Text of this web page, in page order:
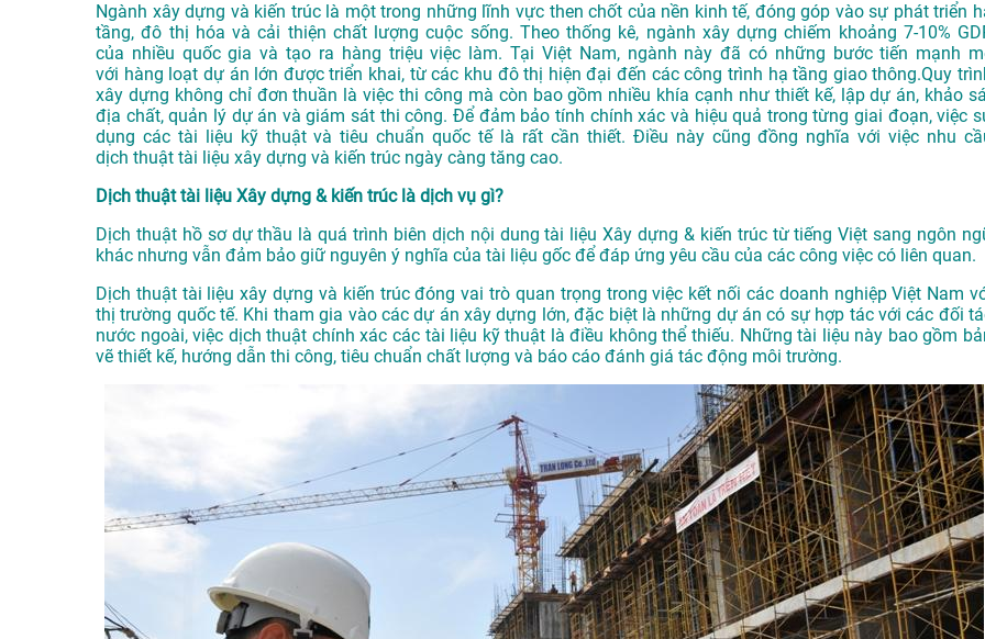
Ngành xây dựng và kiến trúc là một trong những lĩnh vực then chốt của nền kinh tế, đóng góp vào sự pháttriển
tầng, đô thị hóa và cải thiện chấtlượng cuộc sống. Theo thống kê, ngành xây dựng chiếm khoảng 7-10%
của nhiều quốc gia và tạo ra hàng triệu việc làm. Tại Việt Nam, ngành này đã có những bướctiến mạnh
với hàng loạt dựán lớn được triển khai, từ các khu đô thị hiện đại đến các công trình hạ tầng giao thông.Quy trìn
xây dựng không chỉ đơn thuần là việc thi công mà còn baogồm nhiều khía cạnh như thiết kế, lập dự án, khảo
địa chất, quản lýdự án và giám sát thi công. Để đảm bảo tính chính xác và hiệu quả trong từng giai đoạn, việc
dụng các tài liệu kỹ thuật và tiêu chuẩn quốc tế là rấtcần thiết. Điều này cũng đồng nghĩa với việc nhu
dịch thuật tài liệu xây dựng và kiến trúc ngày càng tăng cao.
Dịch thuật tài liệu Xây dựng & kiến trúc là dịch vụ gì?
Dịch thuật hồ sơ dự thầu là quá trình biên dịch nội dung tài liệu Xây dựng & kiến trúc từ tiếng Việt sang ngôn
khác nhưng vẫn đảm bảo giữ nguyên ý nghĩa của tài liệu gốc để đáp ứng yêu cầu của các công việc có liên quan.
Dịch thuật tài liệu xây dựng và kiến trúc đóng vai trò quan trọng trong việc kết nối các doanh nghiệp Việt Nam
thị trường quốc tế. Khi tham gia vào các dự án xây dựng lớn, đặc biệt là những dự án có sự hợp tác với các đối
nước ngoài, việc dịch thuật chính xác các tài liệu kỹ thuật là điều không thể thiếu. Những tài liệu này bao gồm
vẽ thiết kế, hướng dẫn thi công, tiêu chuẩn chất lượng và báo cáo đánh giá tác động môi trường.